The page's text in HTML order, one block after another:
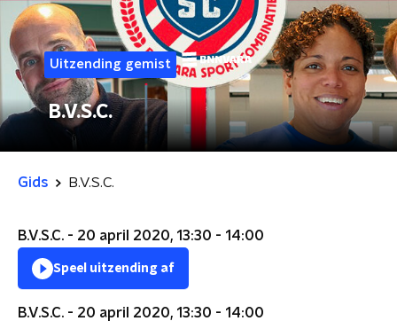
Uitzending gemist
B.V.S.C.
Gids B.V.S.C.
B.V.S.C. - 20 april 2020, 13:30 - 14:00
Speel uitzending af
B.V.S.C. - 20 april 2020, 13:30 - 14:00